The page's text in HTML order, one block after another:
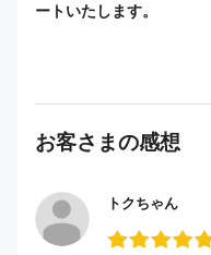
ートいたします。
お客さまの感想
トクちゃん